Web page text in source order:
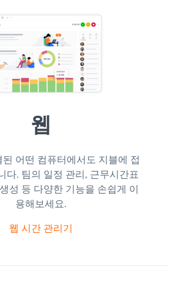
웹
어떤 컴퓨터에서도 지블에 접
다. 팀의 일정 관리, 근무시간표
성 등 다양한 기능을 손쉽게 이
용해보세요.
웹 시간 관리기